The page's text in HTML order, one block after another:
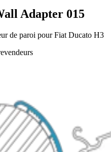
Adapter 015
de paroi pour Fiat Ducato H3